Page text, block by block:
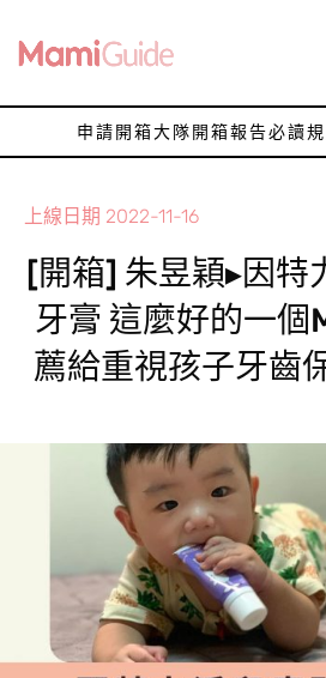
申請開箱大隊開箱報告必讀
上線日期 2022-11-16
[開箱] 朱昱穎▸因特
牙膏 這麼好的一個
薦給重視孩子牙齒